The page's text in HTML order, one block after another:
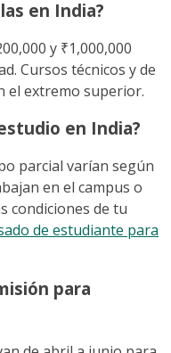
en India?
y ₹1,000,000
Cursos técnicos y de
el extremo superior.
en India?
parcial varían según
en el campus o
condiciones de tu
de estudiante para
para